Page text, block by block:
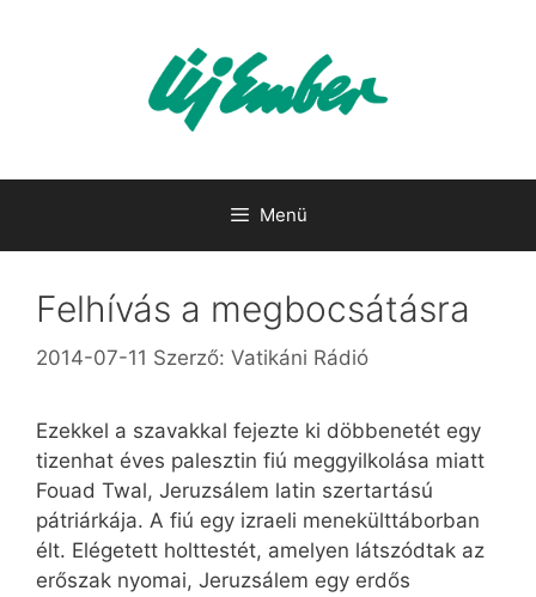
Menü
Felhívás a megbocsátásra
2014-07-11 Szerző: Vatikáni Rádió
Ezekkel a szavakkal fejezte ki döbbenetét egy
tizenhat éves palesztin fiú meggyilkolása miatt
Fouad Twal, Jeruzsálem latin szertartású
pátriárkája. A fiú egy izraeli menekülttáborban
élt. Elégetett holttestét, amelyen látszódtak az
erőszak nyomai, Jeruzsálem egy erdős